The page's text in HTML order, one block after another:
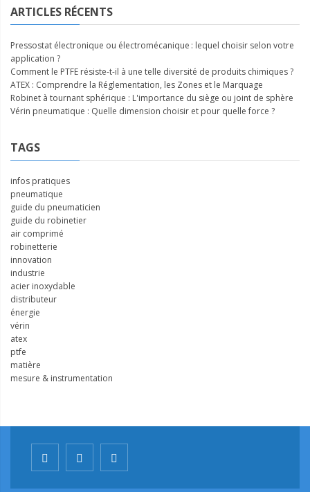
ARTICLES RÉCENTS
Pressostat électronique ou électromécanique : lequel choisir selon votre
application ?
Comment le PTFE résiste-t-il à une telle diversité de produits chimiques ?
ATEX : Comprendre la Réglementation, les Zones et le Marquage
Robinet à tournant sphérique : L'importance du siège ou joint de sphère
Vérin pneumatique : Quelle dimension choisir et pour quelle force ?
TAGS
infos pratiques
pneumatique
guide du pneumaticien
guide du robinetier
air comprimé
robinetterie
innovation
industrie
acier inoxydable
distributeur
énergie
vérin
atex
ptfe
matière
mesure & instrumentation